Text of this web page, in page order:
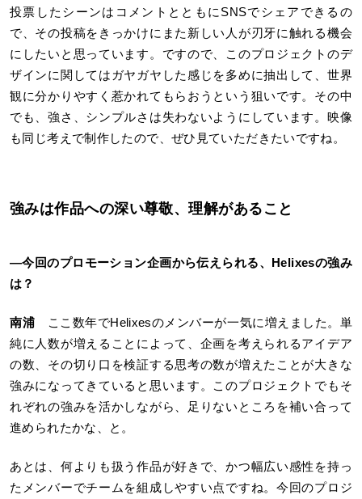
投票したシーンはコメントとともにSNSでシェアできるの
で、その投稿をきっかけにまた新しい人が刃牙に触れる機会
にしたいと思っています。ですので、このプロジェクトのデ
ザインに関してはガヤガヤした感じを多めに抽出して、世界
観に分かりやすく惹かれてもらおうという狙いです。その中
でも、強さ、シンプルさは失わないようにしています。映像
も同じ考えで制作したので、ぜひ見ていただきたいですね。
強みは作品への深い尊敬、理解があること
―今回のプロモーション企画から伝えられる、Helixesの強み
は？
南浦 ここ数年でHelixesのメンバーが一気に増えました。単
純に人数が増えることによって、企画を考えられるアイデア
の数、その切り口を検証する思考の数が増えたことが大きな
強みになってきていると思います。このプロジェクトでもそ
れぞれの強みを活かしながら、足りないところを補い合って
進められたかな、と。
あとは、何よりも扱う作品が好きで、かつ幅広い感性を持っ
たメンバーでチームを組成しやすい点ですね。今回のプロジ